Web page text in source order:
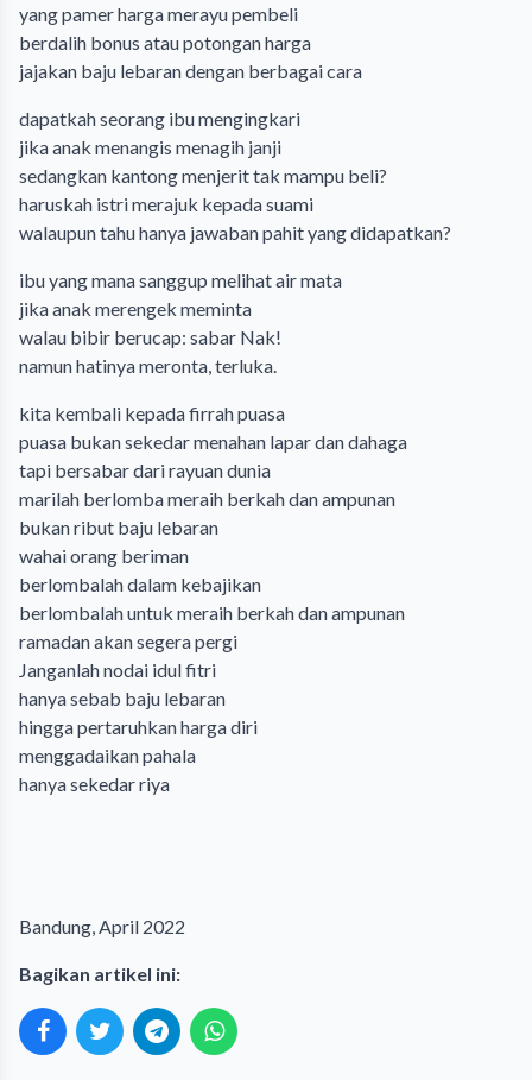
yang pamer harga merayu pembeli
berdalih bonus atau potongan harga
jajakan baju lebaran dengan berbagai cara
dapatkah seorang ibu mengingkari
jika anak menangis menagih janji
sedangkan kantong menjerit tak mampu beli?
haruskah istri merajuk kepada suami
walaupun tahu hanya jawaban pahit yang didapatkan?
ibu yang mana sanggup melihat air mata
jika anak merengek meminta
walau bibir berucap: sabar Nak!
namun hatinya meronta, terluka.
kita kembali kepada firrah puasa
puasa bukan sekedar menahan lapar dan dahaga
tapi bersabar dari rayuan dunia
marilah berlomba meraih berkah dan ampunan
bukan ribut baju lebaran
wahai orang beriman
berlombalah dalam kebajikan
berlombalah untuk meraih berkah dan ampunan
ramadan akan segera pergi
Janganlah nodai idul fitri
hanya sebab baju lebaran
hingga pertaruhkan harga diri
menggadaikan pahala
hanya sekedar riya
Bandung, April 2022
Bagikan artikel ini: